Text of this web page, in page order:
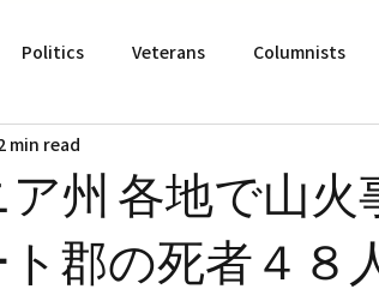
Politics Veterans Columnists
ニュース
ビジネス コミュニティー スポーツ
州 各地で山火
郡の死者４８
min read